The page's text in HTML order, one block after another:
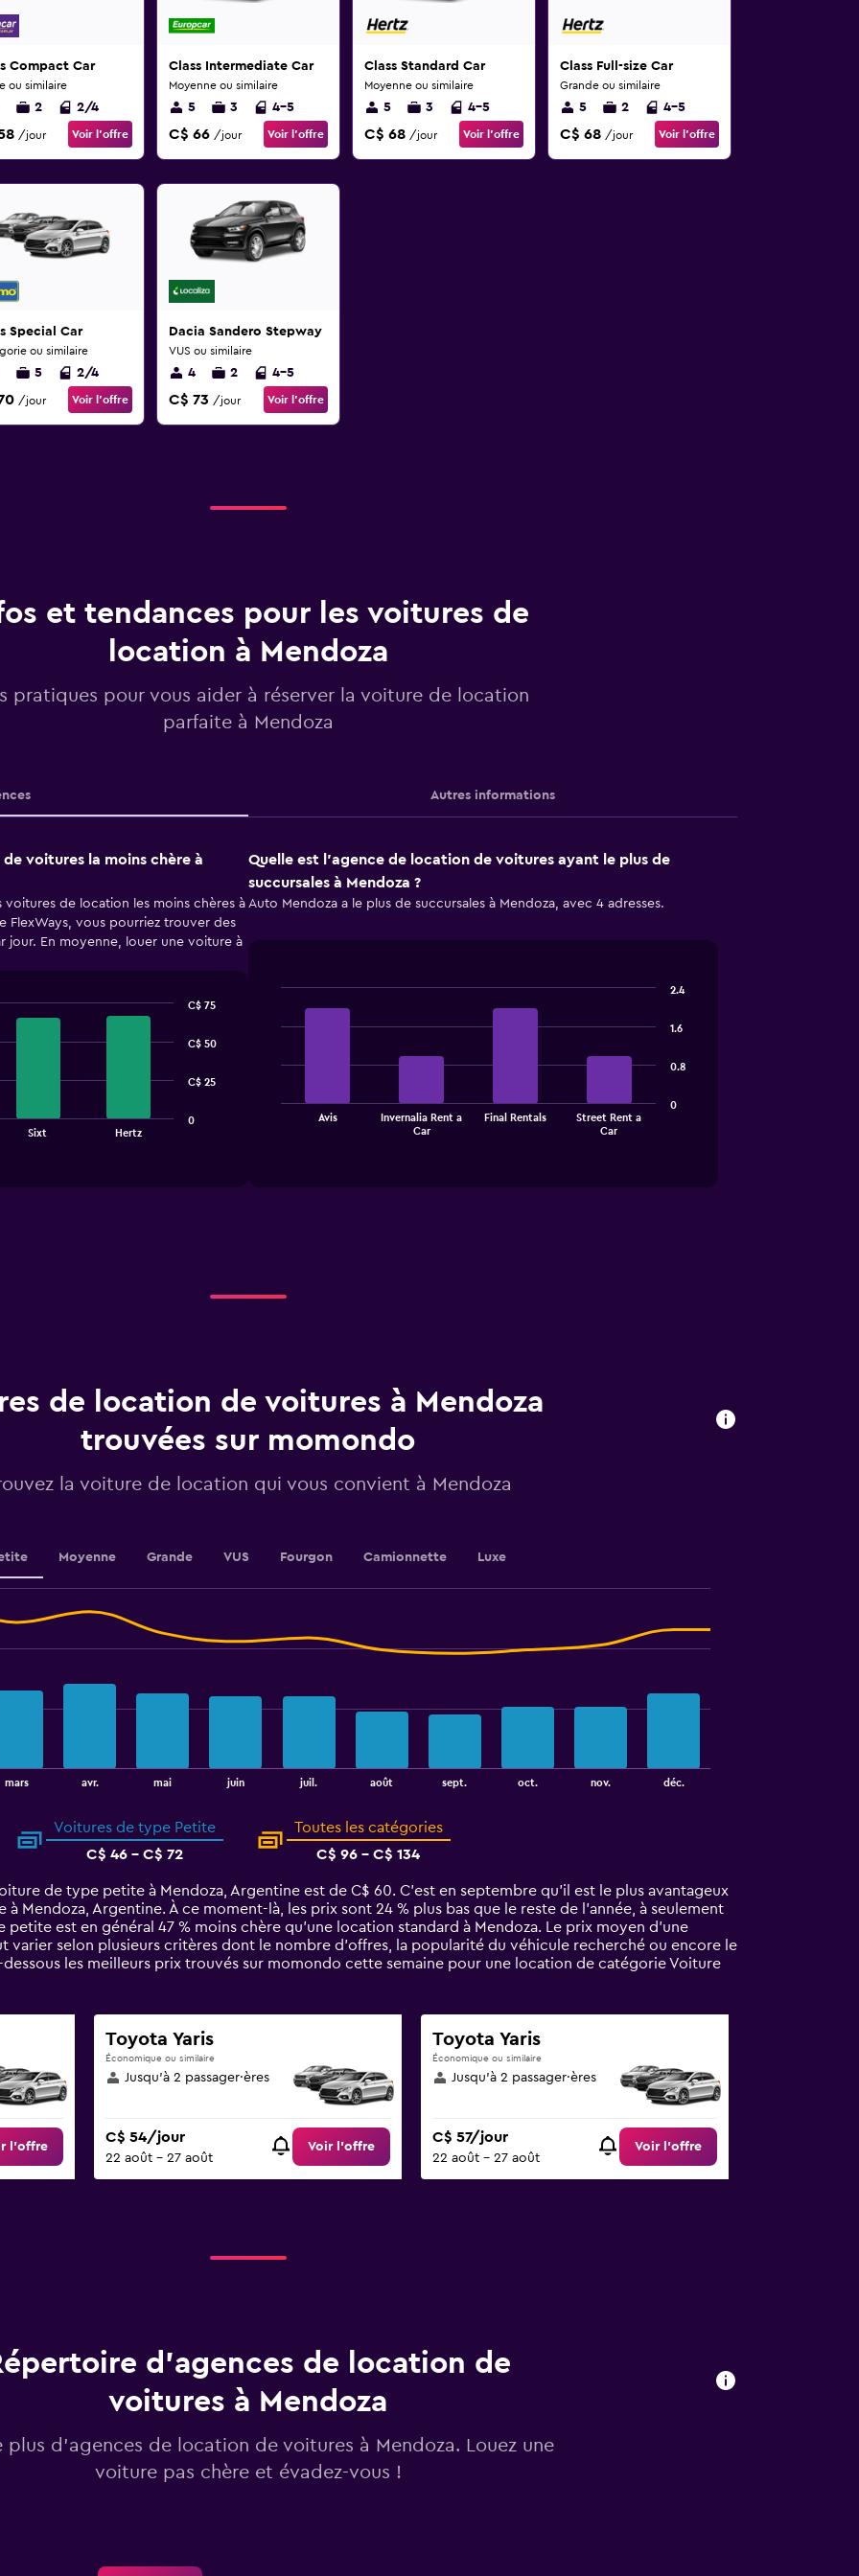
Compact Car
ou similaire
2 2/4
/jour Voir l’offre
Class Intermediate Car
Moyenne ou similaire
5 3 4-5
C$ 66 /jour Voir l’offre
Class Standard Car
Moyenne ou similaire
5 3 4-5
C$ 68 /jour Voir l’offre
Class Full-size Car
Grande ou similaire
5 2 4-5
C$ 68 /jour Voir l’offre
Special Car
ou similaire
5 2/4
/jour Voir l’offre
Dacia Sandero Stepway
VUS ou similaire
4 2 4-5
C$ 73 /jour Voir l’offre
et tendances pour les voitures de
location à Mendoza
pratiques pour vous aider à réserver la voiture de location
parfaite à Mendoza
Autres informations
voitures la moins chère à
voitures de location les moins chères à
FlexWays, vous pourriez trouver des
jour. En moyenne, louer une voiture à
Sixt Hertz
0
C$ 25
C$ 50
C$ 75
Quelle est l’agence de location de voitures ayant le plus de
succursales à Mendoza ?
Auto Mendoza a le plus de succursales à Mendoza, avec 4 adresses.
bars.
The
axis
displaying
values.
Range:
to
Avis
Invernalia Rent a
Car
Final Rentals
Street Rent a
Car
0
0.8
1.6
2.4
de location de voitures à Mendoza
trouvées sur momondo
la voiture de location qui vous convient à Mendoza
Moyenne Grande VUS Fourgon Camionnette Luxe
mars avr. mai juin juil. août sept. oct. nov. déc.
Voitures de type Petite
C$ 46 - C$ 72
Toutes les catégories
C$ 96 - C$ 134
de type petite à Mendoza, Argentine est de C$ 60. C’est en septembre qu'il est le plus avantageux
Mendoza, Argentine. À ce moment-là, les prix sont 24 % plus bas que le reste de l’année, à seulement
petite est en général 47 % moins chère qu'une location standard à Mendoza. Le prix moyen d’une
varier selon plusieurs critères dont le nombre d’offres, la popularité du véhicule recherché ou encore le
les meilleurs prix trouvés sur momondo cette semaine pour une location de catégorie Voiture
l’offre
Toyota Yaris
Économique ou similaire
Jusqu’à 2 passager·ères
C$ 54/jour
22 août - 27 août
Voir l’offre
Toyota Yaris
Économique ou similaire
Jusqu’à 2 passager·ères
C$ 57/jour
22 août - 27 août
Voir l’offre
d’agences de location de
voitures à Mendoza
plus d’agences de location de voitures à Mendoza. Louez une
voiture pas chère et évadez-vous !